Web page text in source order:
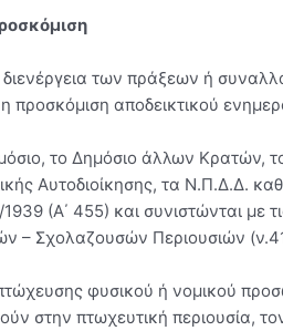
διενέργεια των πράξεων ή
προσκόμιση αποδεικτικού
το Δημόσιο άλλων Κρατών,
Αυτοδιοίκησης, τα Ν.Π.Δ.Δ.
(Α΄ 455) και συνιστώνται με
– Σχολαζουσών Περιουσιών
φυσικού ή νομικού
στην πτωχευτική περιουσία,